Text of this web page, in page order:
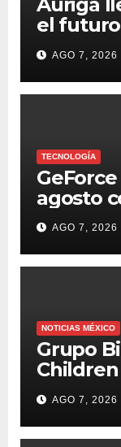
el futuro
Digital
AGO 7, 2026
TECNOLOGÍA
agosto
AGO 7, 2026
NOTICIAS MÉXICO
Grupo
apoyar
AGO 7, 2026